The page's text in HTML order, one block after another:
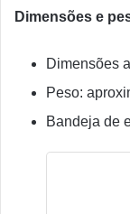
Dimensões e
Dimensões
Peso:
Bandeja de